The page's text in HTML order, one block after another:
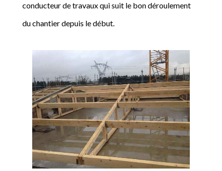
conducteur de travaux qui suit le bon déroulement
du chantier depuis le début.